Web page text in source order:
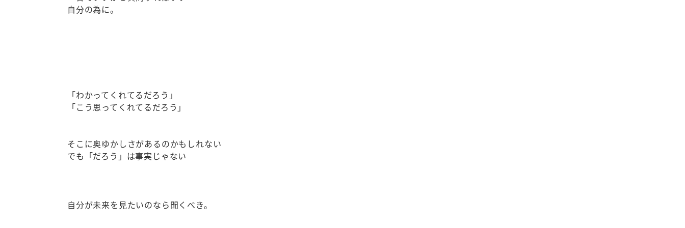
自分の為に。
「わかってくれてるだろう」
「こう思ってくれてるだろう」
そこに奥ゆかしさがあるのかもしれない
でも「だろう」は事実じゃない
自分が未来を見たいのなら聞くべき。